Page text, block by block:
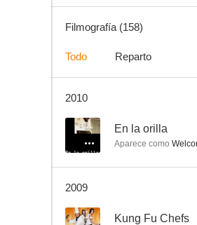
El ladrón de Shanghai
--
Filmografía (158)
Todo Reparto
2010
-- En la orilla
Aparece como
2009
-- Kung Fu Chefs